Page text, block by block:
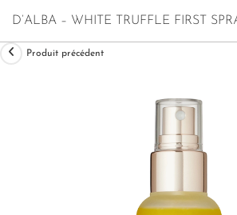
D’ALBA – WHITE TRUFFLE FIRST
Produit précédent